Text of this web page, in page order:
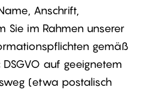
Anschrift,
Sie im Rahmen unserer
gemäß
DSGVO auf geeignetem
(etwa postalisch